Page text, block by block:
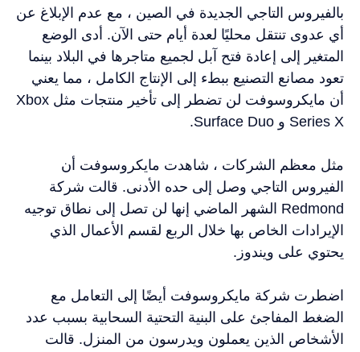
بالفيروس التاجي الجديدة في الصين ، مع عدم الإبلاغ عن
أي عدوى تنتقل محليًا لعدة أيام حتى الآن. أدى الوضع
المتغير إلى إعادة فتح آبل لجميع متاجرها في البلاد بينما
تعود مصانع التصنيع ببطء إلى الإنتاج الكامل ، مما يعني
أن مايكروسوفت لن تضطر إلى تأخير منتجات مثل Xbox
Series X و Surface Duo.
مثل معظم الشركات ، شاهدت مايكروسوفت أن
الفيروس التاجي وصل إلى حده الأدنى. قالت شركة
Redmond الشهر الماضي إنها لن تصل إلى نطاق توجيه
الإيرادات الخاص بها خلال الربع لقسم الأعمال الذي
يحتوي على ويندوز.
اضطرت شركة مايكروسوفت أيضًا إلى التعامل مع
الضغط المفاجئ على البنية التحتية السحابية بسبب عدد
الأشخاص الذين يعملون ويدرسون من المنزل. قالت